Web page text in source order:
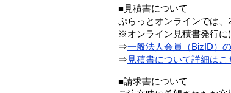
■見積書について
ぷらっとオンラインでは、
※オンライン見積書発行に
⇒一般法人会員（BizID）
⇒ 見積書について詳細はこ
■請求書について